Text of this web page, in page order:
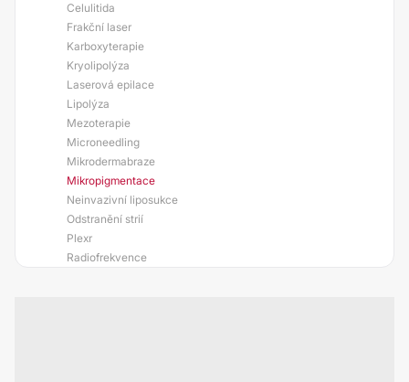
Celulitida
Frakční laser
Karboxyterapie
Kryolipolýza
Laserová epilace
Lipolýza
Mezoterapie
Microneedling
Mikrodermabraze
Mikropigmentace
Neinvazivní liposukce
Odstranění strií
Plexr
Radiofrekvence